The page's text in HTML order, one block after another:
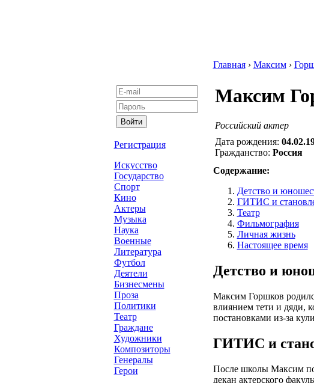
Регистрация
Искусство
Государство
Спорт
Кино
Актеры
Музыка
Наука
Военные
Литература
Футбол
Деятели
Бизнесмены
Проза
Политики
Театр
Граждане
Художники
Композиторы
Генералы
Герои
Главная› Максим›
Максим
Российский актер
Дата рождения:
Гражданство: Россия
Содержание:
Детство и
ГИТИС и
Театр
Фильмография
Личная жизнь
Настоящее время
Детство и
Максим Горшков
влиянием тети и дяди,
постановками из-за
ГИТИС и
После школы Максим
декан актерского